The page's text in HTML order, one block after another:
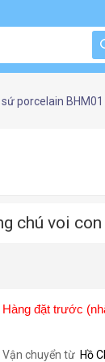
porcelain BHM01
chú voi
Hàng đặt trước
Vận chuyển từ Hồ